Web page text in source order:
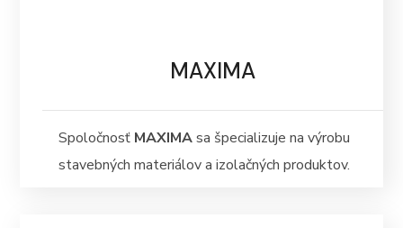
MAXIMA
Spoločnosť MAXIMAsa špecializuje na výrobu
stavebných materiálov a izolačných produktov.